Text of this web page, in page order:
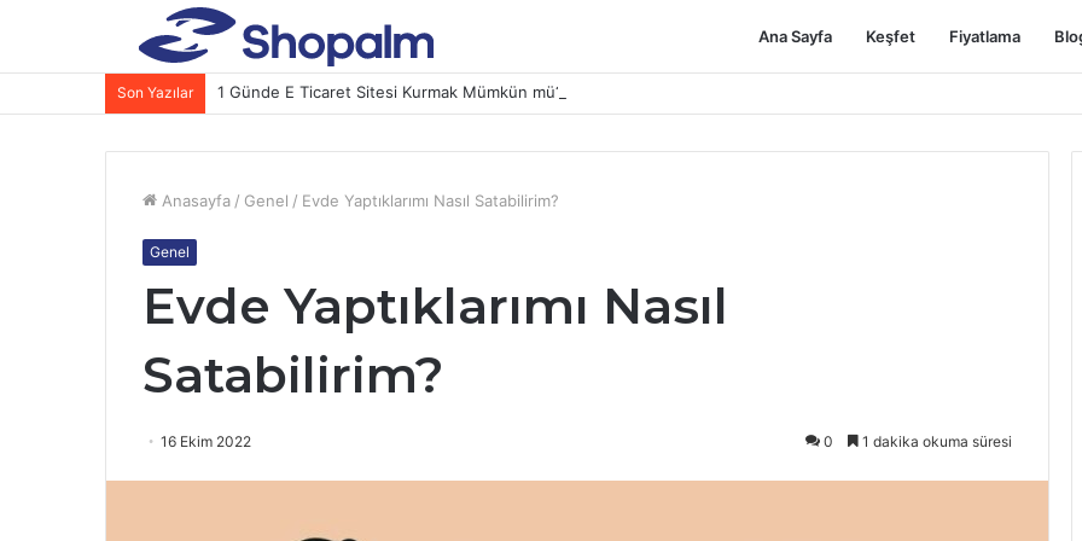
Ana Sayfa Keşfet Fiyatlama
Son Yazılar 1 Günde E Ticaret Sitesi Kurmak Mümkün mü? (2026 Adım Adım Rehber)
Anasayfa / Genel / Evde Yaptıklarımı Nasıl Satabilirim?
Genel
Evde Yaptıklarımı Nasıl
Satabilirim?
16 Ekim 2022 0 1 dakika okuma süresi